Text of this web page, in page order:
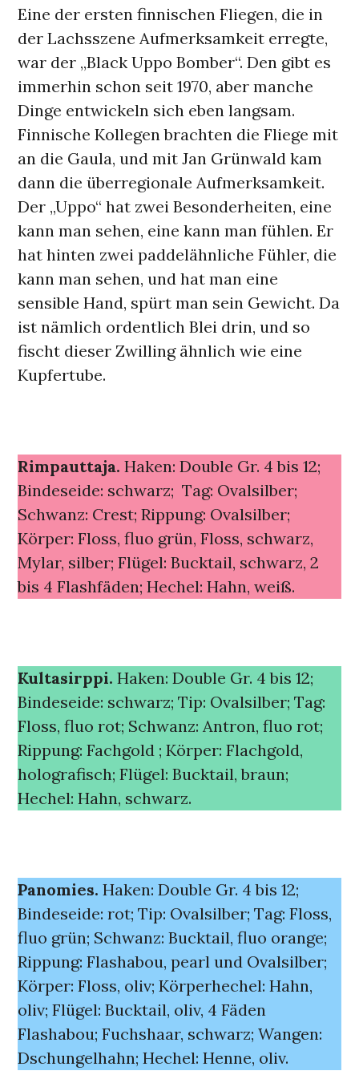
Eine der ersten finnischen Fliegen, die in
der Lachsszene Aufmerksamkeit erregte,
war der „Black Uppo Bomber“. Den gibt es
immerhin schon seit 1970, aber manche
Dinge entwickeln sich eben langsam.
Finnische Kollegen brachten die Fliege mit
an die Gaula, und mit Jan Grünwald kam
dann die überregionale Aufmerksamkeit.
Der „Uppo“ hat zwei Besonderheiten, eine
kann man sehen, eine kann man fühlen. Er
hat hinten zwei paddelähnliche Fühler, die
kann man sehen, und hat man eine
sensible Hand, spürt man sein Gewicht. Da
ist nämlich ordentlich Blei drin, und so
fischt dieser Zwilling ähnlich wie eine
Kupfertube.
Rimpauttaja. Haken: Double Gr. 4 bis 12;
Bindeseide: schwarz; Tag: Ovalsilber;
Schwanz: Crest; Rippung: Ovalsilber;
Körper: Floss, fluo grün, Floss, schwarz,
Mylar, silber; Flügel: Bucktail, schwarz, 2
bis 4 Flashfäden; Hechel: Hahn, weiß.
Kultasirppi. Haken: Double Gr. 4 bis 12;
Bindeseide: schwarz; Tip: Ovalsilber; Tag:
Floss, fluo rot; Schwanz: Antron, fluo rot;
Rippung: Fachgold ; Körper: Flachgold,
holografisch; Flügel: Bucktail, braun;
Hechel: Hahn, schwarz.
Panomies.Haken: Double Gr. 4 bis 12;
Bindeseide: rot; Tip: Ovalsilber; Tag: Floss,
fluo grün; Schwanz: Bucktail, fluo orange;
Rippung: Flashabou, pearl und Ovalsilber;
Körper: Floss, oliv; Körperhechel: Hahn,
oliv; Flügel: Bucktail, oliv, 4 Fäden
Flashabou; Fuchshaar, schwarz; Wangen:
Dschungelhahn; Hechel: Henne, oliv.